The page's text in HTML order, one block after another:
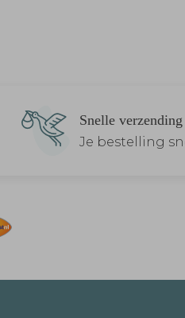
Snelle verzending
Je bestelling